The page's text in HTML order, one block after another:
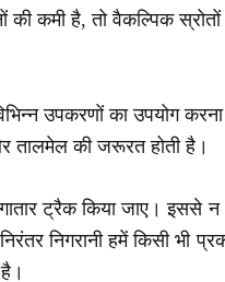
कमी है, तो वैकल्पिक स्रोतों
उपकरणों का उपयोग करना
तालमेल की जरूरत होती है।
ट्रैक किया जाए। इससे न
निगरानी हमें किसी भी